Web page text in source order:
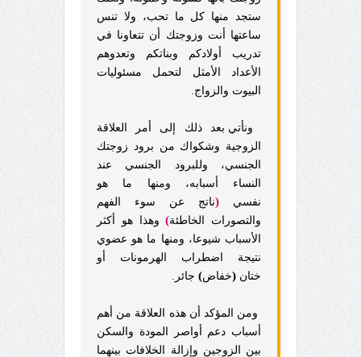
ستجد منها كل ما تحب، ولا تنس
ساعتها أنت وزوجتك أن تتعاونا في
تدريب أولادكم وبناتكم وتعدوهم
الأعداد الأمثل لتحمل مسئوليات
البيوت والزواج.
ونأتي بعد ذلك إلى أمر العلاقة
الزوجية وشكواك من برود زوجتك
الجنسي، وللبرود الجنسي عند
النساء أسبابه، ومنها ما هو
نفسي
(ناتج عن سوء الفهم
والتصورات الخاطئة) وهذا هو أكثر
الأسباب شيوعا، ومنها ما هو عضوي
نتيجة اضطراب الهرمونات أو
ختان (خفاض) جائر.
ومن المؤكد أن هذه العلاقة من أهم
أسباب دعم أواصر المودة والسكن
بين الزوجين وإزالة الخلافات بينهما